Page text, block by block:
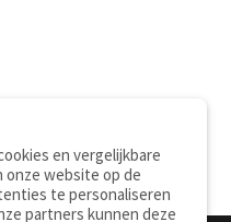
en vergelijkbare
onze website op de
te personaliseren
partners kunnen deze